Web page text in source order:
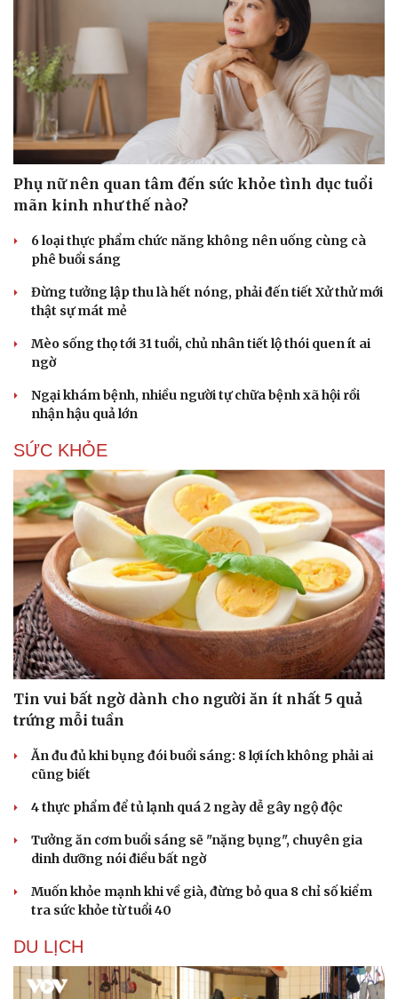
Văn hóa
Sân khấu - Điện ảnh
Âm nhạc
Di sản
Giải trí
Phụ nữ nên quan tâm đến sức khỏe tình dục tuổi
mãn kinh như thế nào?
6 loại thực phẩm chức năng không nên uống cùng cà
phê buổi sáng
Đừng tưởng lập thu là hết nóng, phải đến tiết Xử thử mới
thật sự mát mẻ
Mèo sống thọ tới 31 tuổi, chủ nhân tiết lộ thói quen ít ai
ngờ
Ngại khám bệnh, nhiều người tự chữa bệnh xã hội rồi
nhận hậu quả lớn
SỨC KHỎE
Tin vui bất ngờ dành cho người ăn ít nhất 5 quả
trứng mỗi tuần
Ăn đu đủ khi bụng đói buổi sáng: 8 lợi ích không phải ai
cũng biết
4 thực phẩm để tủ lạnh quá 2 ngày dễ gây ngộ độc
Tưởng ăn cơm buổi sáng sẽ "nặng bụng", chuyên gia
dinh dưỡng nói điều bất ngờ
Muốn khỏe mạnh khi về già, đừng bỏ qua 8 chỉ số kiểm
tra sức khỏe từ tuổi 40
DU LỊCH